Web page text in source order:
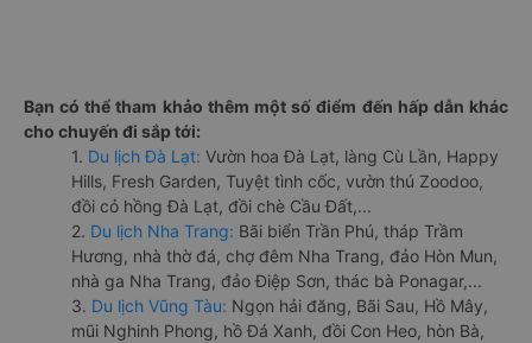
Bạn có thể tham khảo thêm một số điểm đến hấp dẫn khác
cho chuyến đi sắp tới:
1. Du lịch Đà Lạt: Vườn hoa Đà Lạt, làng Cù Lần, Happy
Hills, Fresh Garden, Tuyệt tình cốc, vườn thú Zoodoo,
đồi cỏ hồng Đà Lạt, đồi chè Cầu Đất,...
2. Du lịch Nha Trang: Bãi biển Trần Phú, tháp Trầm
Hương, nhà thờ đá, chợ đêm Nha Trang, đảo Hòn Mun,
nhà ga Nha Trang, đảo Điệp Sơn, thác bà Ponagar,...
3. Du lịch Vũng Tàu: Ngọn hải đăng, Bãi Sau, Hồ Mây,
mũi Nghinh Phong, hồ Đá Xanh, đồi Con Heo, hòn Bà,